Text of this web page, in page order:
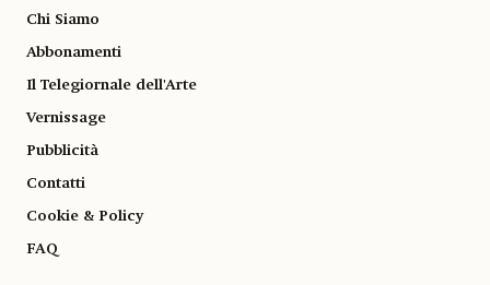
Chi Siamo
Abbonamenti
Il Telegiornale dell'Arte
Vernissage
Pubblicità
Contatti
Cookie & Policy
FAQ